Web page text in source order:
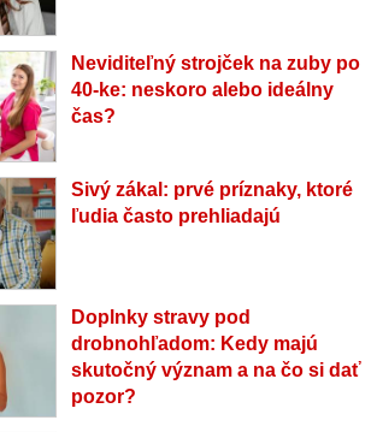
Neviditeľný strojček na zuby po
40-ke: neskoro alebo ideálny
čas?
Sivý zákal: prvé príznaky, ktoré
ľudia často prehliadajú
Doplnky stravy pod
drobnohľadom: Kedy majú
skutočný význam a na čo si dať
pozor?